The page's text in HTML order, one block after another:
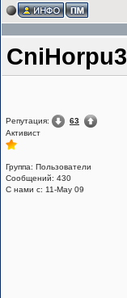
CniHorpu3
Репутация:
63
Активист
Группа: Пользователи
Сообщений: 430
С нами с: 11-May 09